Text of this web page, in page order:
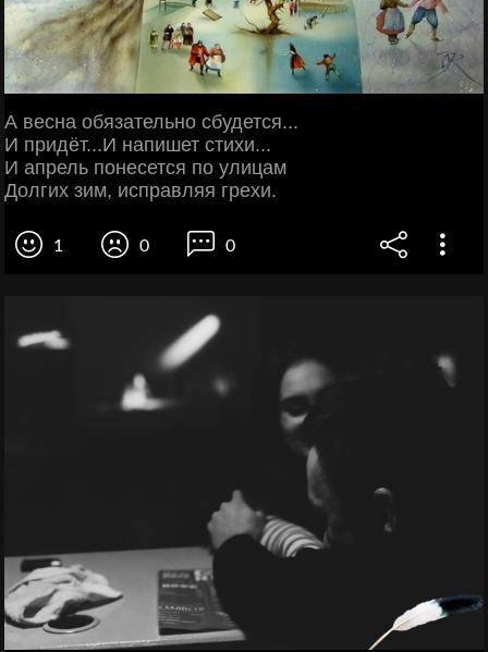
А весна обязательно сбудется...
И придёт...И напишет стихи...
И апрель понесется по улицам
Долгих зим, исправляя грехи.
1 0 0